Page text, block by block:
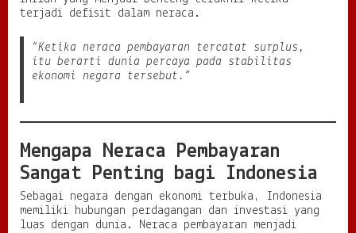
terjadi defisit dalam neraca.
“Ketika neraca pembayaran tercatat surplus,
itu berarti dunia percaya pada stabilitas
ekonomi negara tersebut.”
Mengapa Neraca Pembayaran
Sangat Penting bagi Indonesia
Sebagai negara dengan ekonomi terbuka, Indonesia
memiliki hubungan perdagangan dan investasi yang
luas dengan dunia. Neraca pembayaran menjadi